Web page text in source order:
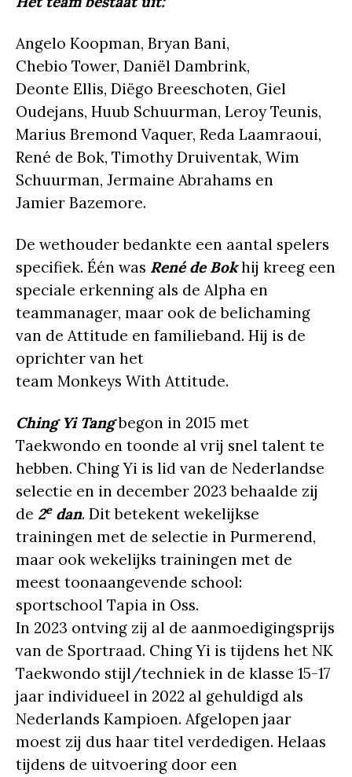
Angelo Koopman, Bryan Bani,
Chebio Tower, Daniël Dambrink,
Deonte Ellis, Diëgo Breeschoten, Giel
Oudejans, Huub Schuurman, Leroy Teunis,
Marius Bremond Vaquer, Reda Laamraoui,
René de Bok, Timothy Druiventak, Wim
Schuurman, Jermaine Abrahams en
Jamier Bazemore.
De wethouder bedankte een aantal spelers
specifiek. Één was René de Bokhij kreeg een
speciale erkenning als de Alpha en
teammanager, maar ook de belichaming
van de Attitude en familieband. Hij is de
oprichter van het
team Monkeys With Attitude.
ChingYi Tangbegon in 2015 met
Taekwondo en toonde al vrij snel talent te
hebben. Ching Yi is lid van de Nederlandse
selectie en in december 2023 behaalde zij
de 2edan. Dit betekent wekelijkse
trainingen met de selectie in Purmerend,
maar ook wekelijks trainingen met de
meest toonaangevende school:
sportschool Tapia in Oss.
In 2023 ontving zij al de aanmoedigingsprijs
van de Sportraad. Ching Yi is tijdens het NK
Taekwondo stijl/techniek in de klasse 15-17
jaar individueel in 2022 al gehuldigd als
Nederlands Kampioen. Afgelopen jaar
moest zij dus haar titel verdedigen. Helaas
tijdens de uitvoering door een